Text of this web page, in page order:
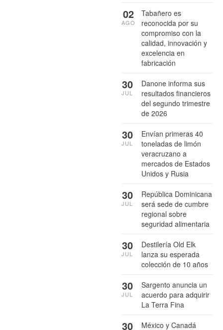
Tabañero es
reconocida por su
compromiso con la
calidad, innovación y
excelencia en
fabricación
02
AGO
Danone informa sus
resultados financieros
del segundo trimestre
de 2026
30
JUL
Envían primeras 40
toneladas de limón
veracruzano a
mercados de Estados
Unidos y Rusia
30
JUL
República Dominicana
será sede de cumbre
regional sobre
seguridad alimentaria
30
JUL
Destilería Old Elk
lanza su esperada
colección de 10 años
30
JUL
Sargento anuncia un
acuerdo para adquirir
La Terra Fina
30
JUL
México y Canadá
30